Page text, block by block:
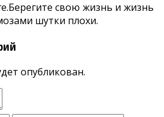
свою жизнь и жизнь
шутки плохи.
опубликован.